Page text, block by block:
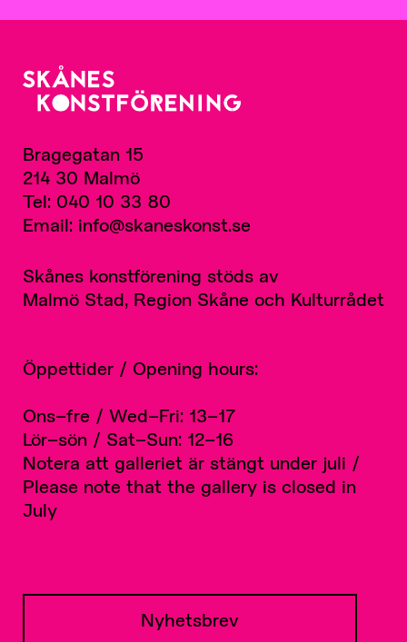
Bragegatan 15
214 30 Malmö
Tel: 040 10 33 80
Email: info@skaneskonst.se
Skånes konstförening stöds av
Malmö Stad, Region Skåne och Kulturrådet
Öppettider / Opening hours:
Ons–fre / Wed–Fri: 13–17
Lör–sön / Sat–Sun: 12–16
Notera att galleriet är stängt under juli /
Please note that the gallery is closed in
July
Nyhetsbrev